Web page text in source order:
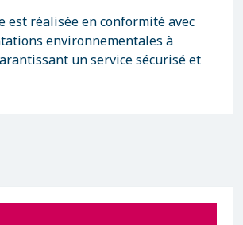
est réalisée en conformité avec
environnementales à
un service sécurisé et